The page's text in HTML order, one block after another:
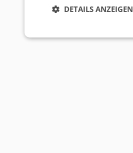
DETAILS ANZEIGEN